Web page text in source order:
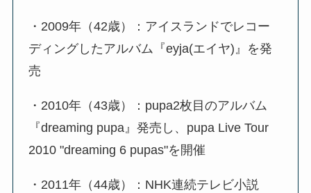
・2009年（42歳）：アイスランドでレコー
ディングしたアルバム『eyja(エイヤ)』を発
売
・2010年（43歳）：pupa2枚目のアルバム
『dreaming pupa』発売し、pupa Live Tour
2010 "dreaming 6 pupas"を開催
・2011年（44歳）：NHK連続テレビ小説